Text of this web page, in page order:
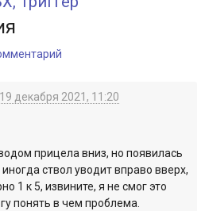
19 декабря 2021, 11:20
прицела вниз, но появилась
ствол уводит вправо вверх,
1 к 5, извините, я не смог это
понять в чем проблема.